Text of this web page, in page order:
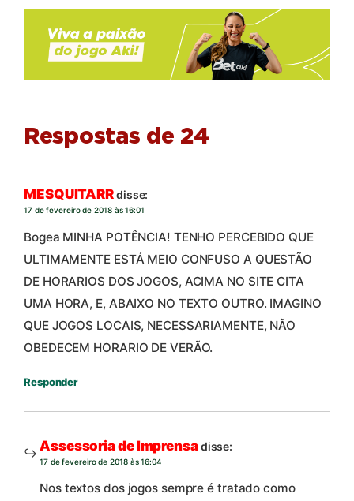
Respostas de 24
MESQUITARRdisse:
17 de fevereiro de 2018 às 16:01
Bogea MINHA POTÊNCIA! TENHO PERCEBIDO QUE
ULTIMAMENTE ESTÁ MEIO CONFUSO A QUESTÃO
DE HORARIOS DOS JOGOS, ACIMA NO SITE CITA
UMA HORA, E, ABAIXO NO TEXTO OUTRO. IMAGINO
QUE JOGOS LOCAIS, NECESSARIAMENTE, NÃO
OBEDECEM HORARIO DE VERÃO.
Responder
Assessoria de Imprensadisse:
17 de fevereiro de 2018 às 16:04
Nos textos dos jogos sempre é tratado como